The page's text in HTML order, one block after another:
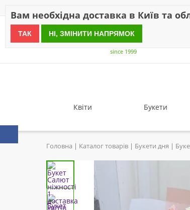
since 1999
Квіти Букети
Головна Каталог товарів Букети дня
Вам необхідна доставка в Київ та
ТАК НІ, ЗМІНИТИ НАПРЯМОК